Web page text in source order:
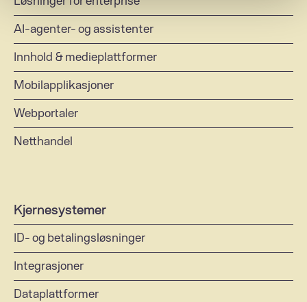
AI-agenter- og assistenter
Innhold & medieplattformer
Mobilapplikasjoner
Webportaler
Netthandel
Kjernesystemer
ID- og betalingsløsninger
Integrasjoner
Dataplattformer